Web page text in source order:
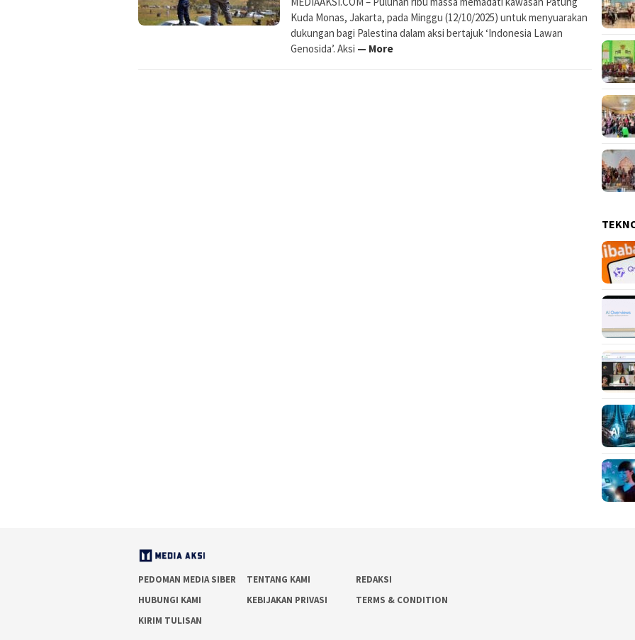
Kuda Monas, Jakarta, pada Minggu (12/10/2025) untuk menyuarakan
dukungan bagi Palestina dalam aksi bertajuk ‘Indonesia Lawan
Genosida’. Aksi — More
PEDOMAN MEDIA SIBER TENTANG KAMI
REDAKSI
HUBUNGI KAMI
KEBIJAKAN PRIVASI
TERMS & CONDITION
KIRIM TULISAN